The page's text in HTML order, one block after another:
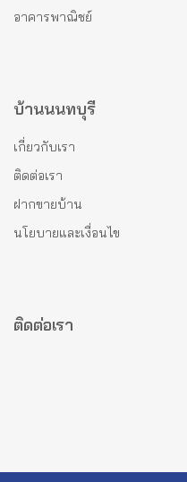
อาคารพาณิชย์
บ้านนนทบุรี
เกี่ยวกับเรา
ติดต่อเรา
ฝากขายบ้าน
นโยบายและเงื่อนไข
ติดต่อเรา